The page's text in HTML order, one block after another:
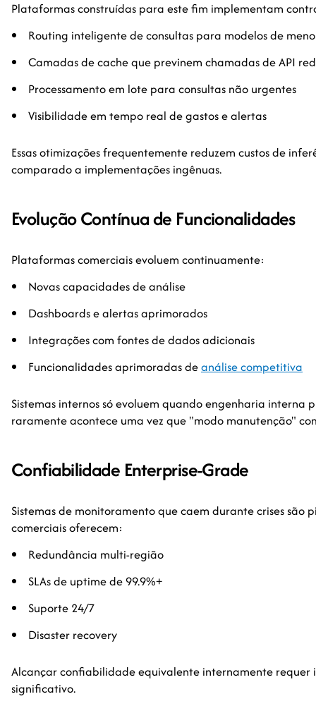
Plataformas construídas para este fim implementam
Routing inteligente de consultas para modelos de
Camadas de cache que previnem chamadas de API
Processamento em lote para consultas não urgentes
Visibilidade em tempo real de gastos e alertas
Essas otimizações frequentemente reduzem custos de
comparado a implementações ingênuas.
Evolução Contínua de Funcionalidades
Plataformas comerciais evoluem continuamente:
Novas capacidades de análise
Dashboards e alertas aprimorados
Integrações com fontes de dados adicionais
Funcionalidades aprimoradas deanálise competitiva
Sistemas internos só evoluem quando engenharia
raramente acontece uma vez que "modo manutenção"
Confiabilidade Enterprise-Grade
Sistemas de monitoramento que caem durante crises são
comerciais oferecem:
Redundância multi-região
SLAs de uptime de 99.9%+
Suporte 24/7
Disaster recovery
Alcançar confiabilidade equivalente internamente requer
significativo.